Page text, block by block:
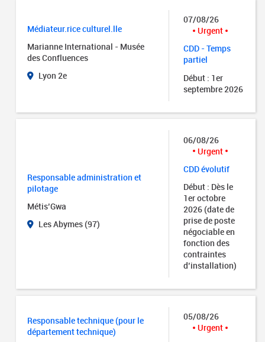
Médiateur.rice culturel.lle
Marianne International - Musée
des Confluences
Lyon 2e
07/08/26
Urgent
CDD - Temps
partiel
Début : 1er
septembre 2026
Responsable administration et
pilotage
Métis’Gwa
Les Abymes (97)
06/08/26
Urgent
CDD évolutif
Début : Dès le
1er octobre
2026 (date de
prise de poste
négociable en
fonction des
contraintes
d’installation)
Responsable technique (pour le
département technique)
05/08/26
Urgent